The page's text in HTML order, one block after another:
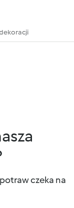
czeka na